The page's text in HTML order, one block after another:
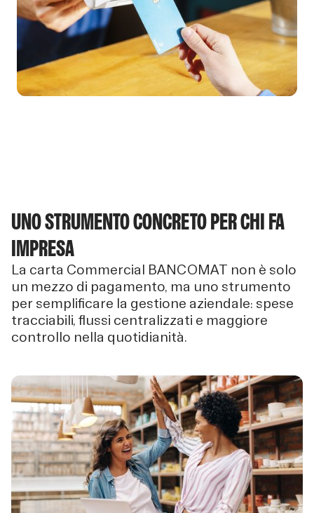
UNO STRUMENTO CONCRETO PER CHI FA
IMPRESA
La carta Commercial BANCOMAT non è solo
un mezzo di pagamento, ma uno strumento
per semplificare la gestione aziendale: spese
tracciabili, flussi centralizzati e maggiore
controllo nella quotidianità.